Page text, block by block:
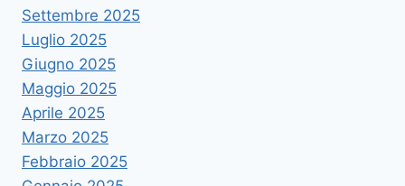
Settembre 2025
Luglio 2025
Giugno 2025
Maggio 2025
Aprile 2025
Marzo 2025
Febbraio 2025